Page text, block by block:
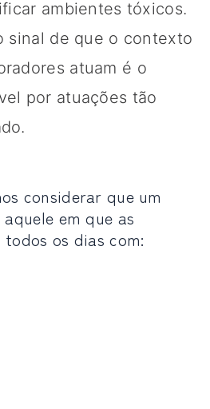
ambientes tóxicos.
sinal de que o contexto
atuam é o
por atuações tão
considerar que um
em que as
todos os dias com: